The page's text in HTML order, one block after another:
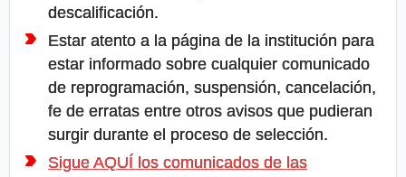
descalificación.
Estar atento a la página de la institución para
estar informado sobre cualquier comunicado
de reprogramación, suspensión, cancelación,
fe de erratas entre otros avisos que pudieran
surgir durante el proceso de selección.
Sigue AQUÍ los comunicados de las